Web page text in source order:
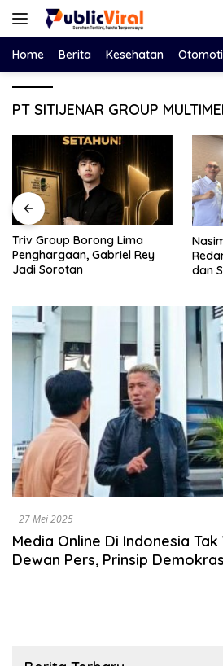
Langsung
Home Berita Kesehatan
PT SITIJENAR GROUP
Lima
Gabriel Rey
Nasim Khan Turun
Redam Polemik
dan SPBUN-SGN,
27 Mei 2025
Media Online Di Indonesia
Dewan Pers, Prinsip